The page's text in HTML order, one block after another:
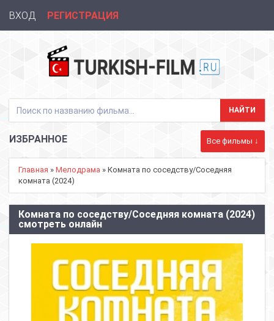
ВХОД РЕГИСТРАЦИЯ
ИЗБРАННОЕ Все фильмы ↓
Главная » Мелодрама » Комната по соседству/Соседняя
комната (2024)
Комната по соседству/Соседняя комната (2024)
смотреть онлайн